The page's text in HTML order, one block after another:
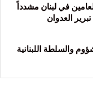
في لبنان مشدداً
العدوان
نسخة عن 17 أيار المشؤوم والسلطة اللبنانية